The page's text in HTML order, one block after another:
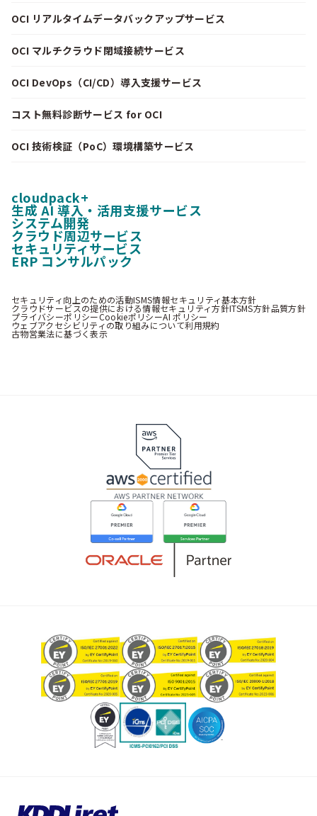
OCI リアルタイムデータバックアップサービス
OCI マルチクラウド閉域接続サービス
OCI DevOps（CI/CD）導入支援サービス
コスト無料診断サービス for OCI
OCI 技術検証（PoC）環境構築サービス
cloudpack+
生成 AI 導入・活用支援サービス
システム開発
クラウド周辺サービス
セキュリティサービス
ERP コンサルパック
セキュリティ向上のための活動ISMS情報セキュリティ基本方針
クラウドサービスの提供における情報セキュリティ方針ITSMS方針品質方針
プライバシーポリシーCookieポリシーAI ポリシー
ウェブアクセシビリティの取り組みについて利用規約
古物営業法に基づく表示